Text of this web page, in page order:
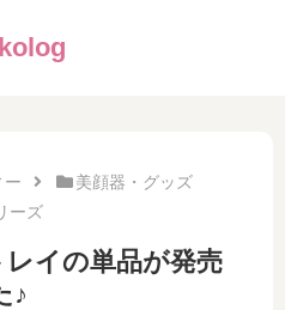
ー
美顔器・グッズ
ーズ
イの単品が発売
♪